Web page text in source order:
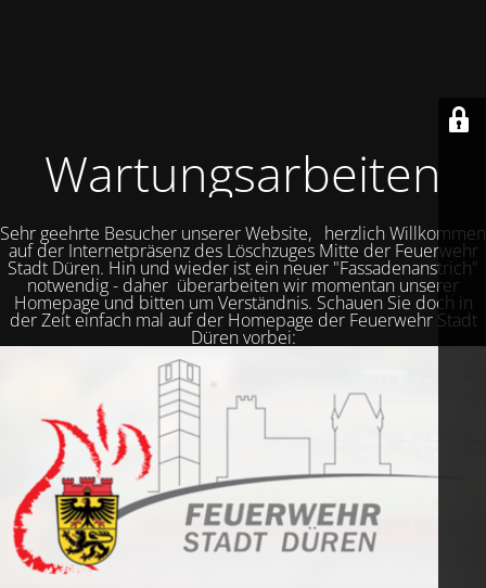
Wartungsarbeiten
Sehr geehrte Besucher unserer Website, herzlich Willkommen
auf der Internetpräsenz des Löschzuges Mitte der Feuerwehr
Stadt Düren. Hin und wieder ist ein neuer "Fassadenanstrich"
notwendig - daher überarbeiten wir momentan unserer
Homepage und bitten um Verständnis. Schauen Sie doch in
der Zeit einfach mal auf der Homepage der Feuerwehr Stadt
Düren vorbei: